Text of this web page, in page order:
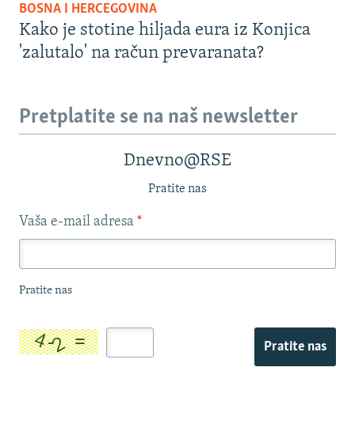
BOSNA I HERCEGOVINA
Kako je stotine hiljada eura iz Konjica
'zalutalo' na račun prevaranata?
Pretplatite se na naš newsletter
Dnevno@RSE
Pratite nas
Vaša e-mail adresa *
Pratite nas
Pratite nas